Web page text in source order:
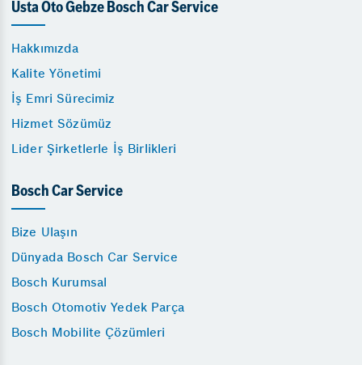
Usta Oto Gebze Bosch Car Service
Hakkımızda
Kalite Yönetimi
İş Emri Sürecimiz
Hizmet Sözümüz
Lider Şirketlerle İş Birlikleri
Bosch Car Service
Bize Ulaşın
Dünyada Bosch Car Service
Bosch Kurumsal
Bosch Otomotiv Yedek Parça
Bosch Mobilite Çözümleri